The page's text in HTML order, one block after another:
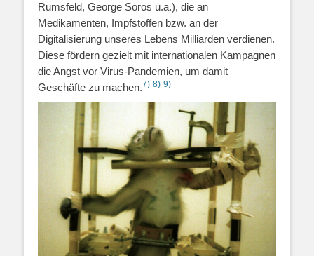
Rumsfeld, George Soros u.a.), die an
Medikamenten, Impfstoffen bzw. an der
Digitalisierung unseres Lebens Milliarden verdienen.
Diese fördern gezielt mit internationalen Kampagnen
die Angst vor Virus-Pandemien, um damit
Geschäfte zu machen.7) 8) 9)